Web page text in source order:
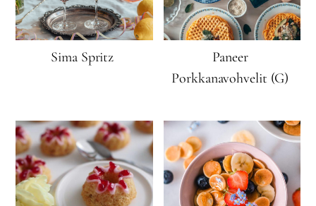
Sima Spritz
Paneer
Porkkanavohvelit (G)